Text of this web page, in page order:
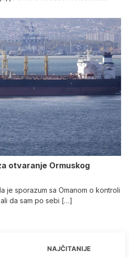
otvaranje Ormuskog
je sporazum sa Omanom o kontroli
da sam po sebi […]
NAJČITANIJE